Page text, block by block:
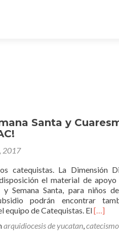
Santa y
2017
catequistas. La Dimensión
el material de
Semana Santa, para niños
podrán encontrar
equipo de Catequistas. ElLeer
de
[…]
arquidiocesis de yucatan,catecismo